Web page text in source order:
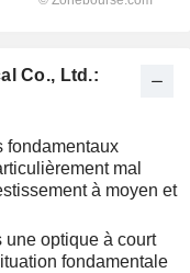
Co., Ltd.:
fondamentaux
mal
à moyen et
une optique à court
fondamentale